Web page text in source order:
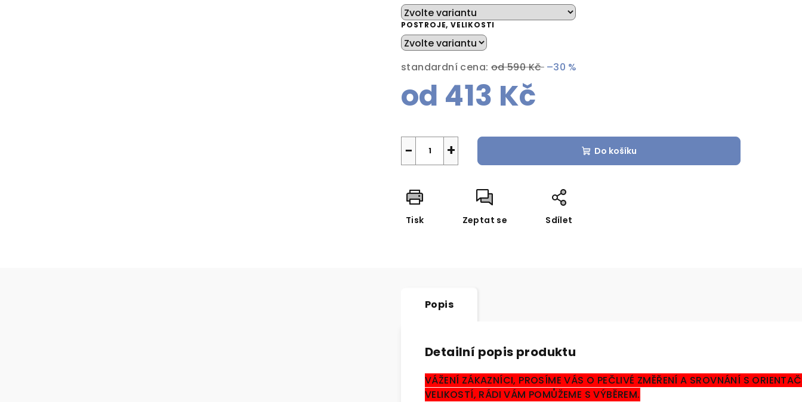
POSTROJE, VELIKOSTI
standardní cena: od 590 Kč –30 %
od 413 Kč
cena:
+
− Do košíku
Tisk Zeptat se Sdílet
Popis
Detailní popis produktu
VÁŽENÍ ZÁKAZNÍCI, PROSÍME VÁS O PEČLIVÉ ZMĚŘENÍ A SROVNÁNÍ S
VELIKOSTÍ, RÁDI VÁM POMŮŽEME S VÝBĚREM.